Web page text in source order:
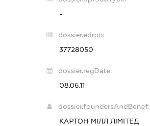
-
dossier.edrpo:
37728050
dossier.regDate:
08.06.11
dossier.foundersAndBenef:
КАРТОН МІЛЛ ЛІМІТЕД